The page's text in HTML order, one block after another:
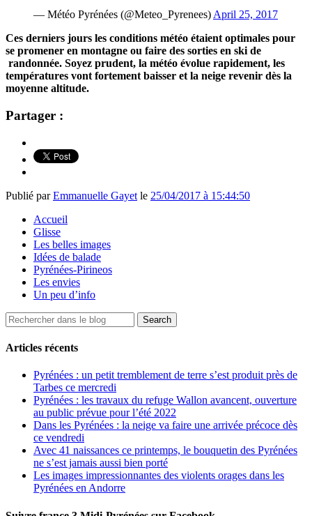
— Météo Pyrénées (@Meteo_Pyrenees) April 25, 2017
Ces derniers jours les conditions météo étaient optimales pour
se promener en montagne ou faire des sorties en ski de
randonnée. Soyez prudent, la météo évolue rapidement, les
températures vont fortement baisser et la neige revenir dès la
moyenne altitude.
Partager :
Publié parEmmanuelle Gayet le 25/04/2017 à 15:44:50
Accueil
Glisse
Les belles images
Idées de balade
Pyrénées-Pirineos
Les envies
Un peu d’info
Articles récents
Pyrénées : un petit tremblement de terre s’est produit près de
Tarbes ce mercredi
Pyrénées : les travaux du refuge Wallon avancent, ouverture
au public prévue pour l’été 2022
Dans les Pyrénées : la neige va faire une arrivée précoce dès
ce vendredi
Avec 41 naissances ce printemps, le bouquetin des Pyrénées
ne s’est jamais aussi bien porté
Les images impressionnantes des violents orages dans les
Pyrénées en Andorre